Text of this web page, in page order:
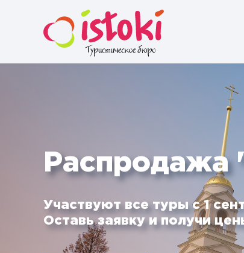
Распродажа
Участвуют все туры с 1
Оставь заявку и получи